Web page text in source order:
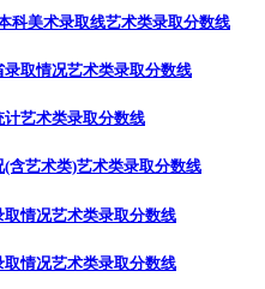
科美术录取线艺术类录取分数线
录取情况艺术类录取分数线
计艺术类录取分数线
(含艺术类)艺术类录取分数线
取情况艺术类录取分数线
取情况艺术类录取分数线